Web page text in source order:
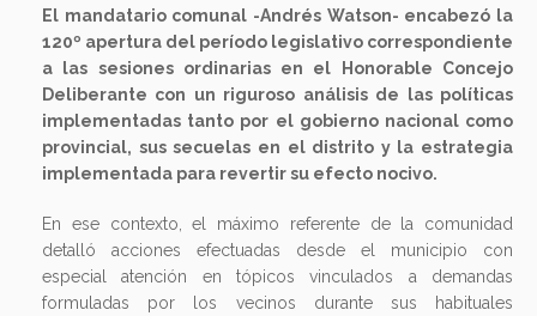
El mandatario comunal -Andrés Watson- encabezó la
120º apertura del período legislativo correspondiente
a las sesiones ordinarias en el Honorable Concejo
Deliberante con un riguroso análisis de las políticas
implementadas tanto por el gobierno nacional como
provincial, sus secuelas en el distrito y la estrategia
implementada para revertir su efecto nocivo.
En ese contexto, el máximo referente de la comunidad
detalló acciones efectuadas desde el municipio con
especial atención en tópicos vinculados a demandas
formuladas por los vecinos durante sus habituales